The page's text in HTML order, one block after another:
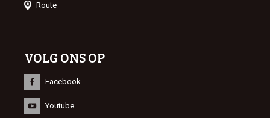
Route
VOLG ONS OP
Facebook
Youtube